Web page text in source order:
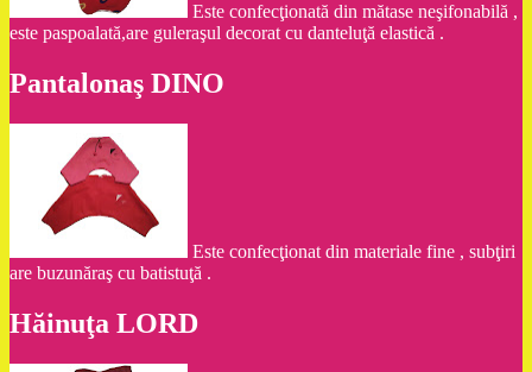
Este confecţionată din mătase neşifonabilă ,
este paspoalată,are guleraşul decorat cu danteluţă elastică .
Pantalonaş DINO
Este confecţionat din materiale fine , subţiri
are buzunăraş cu batistuţă .
Hăinuţa LORD